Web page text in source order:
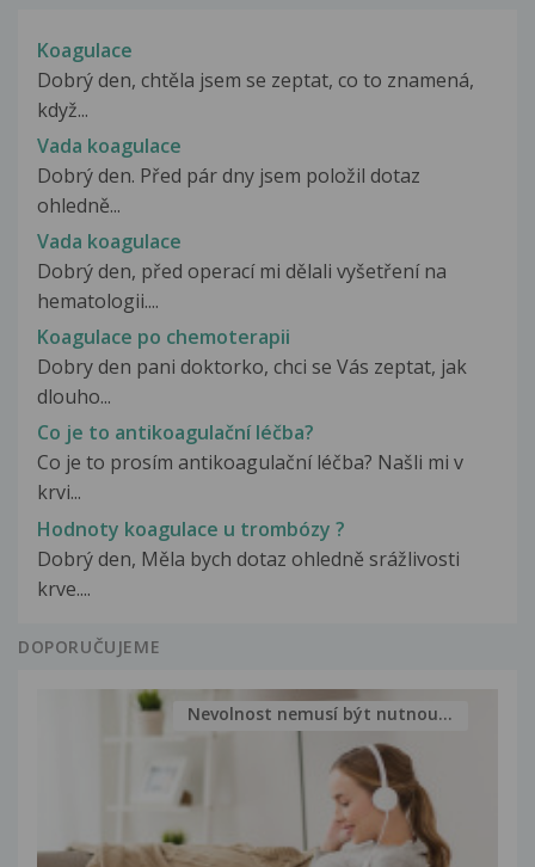
Koagulace
Dobrý den, chtěla jsem se zeptat, co to znamená,
když...
Vada koagulace
Dobrý den. Před pár dny jsem položil dotaz
ohledně...
Vada koagulace
Dobrý den, před operací mi dělali vyšetření na
hematologii....
Koagulace po chemoterapii
Dobry den pani doktorko, chci se Vás zeptat, jak
dlouho...
Co je to antikoagulační léčba?
Co je to prosím antikoagulační léčba? Našli mi v
krvi...
Hodnoty koagulace u trombózy ?
Dobrý den, Měla bych dotaz ohledně srážlivosti
krve....
DOPORUČUJEME
Nevolnost nemusí být nutnou...